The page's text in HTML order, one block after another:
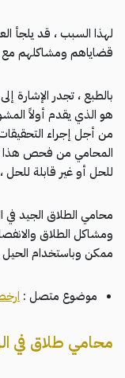
لهذا السبب ، قد يلجأ
قضاياهم ومشاكلهم
بالطبع ، تجدر الإشارة
هو الذي يقدم أولاً
من أجل إجراء
المحامي من فحص هذا
للحل أو غير قابلة
محامي الطلاق الجيد
ومشاكل الطلاق
ممكن وباستخدام الحيل
موضوع متصل :
محامي طلاق في